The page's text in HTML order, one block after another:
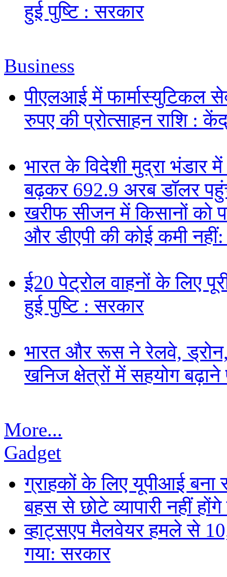
हुई पुष्टि : सरकार
Business
पीएलआई में फार्मास्युटिकल
रुपए की प्रोत्साहन राशि :
भारत के विदेशी मुद्रा भंडार
बढ़कर 692.9 अरब डॉलर
खरीफ सीजन में किसानों को
और डीएपी की कोई कमी
ई20 पेट्रोल वाहनों के लिए
हुई पुष्टि : सरकार
भारत और रूस ने रेलवे, ड्रोन,
खनिज क्षेत्रों में सहयोग
More...
Gadget
ग्राहकों के लिए यूपीआई
बहस से छोटे व्यापारी नहीं
व्हाट्सएप मैलवेयर हमले से
गया: सरकार